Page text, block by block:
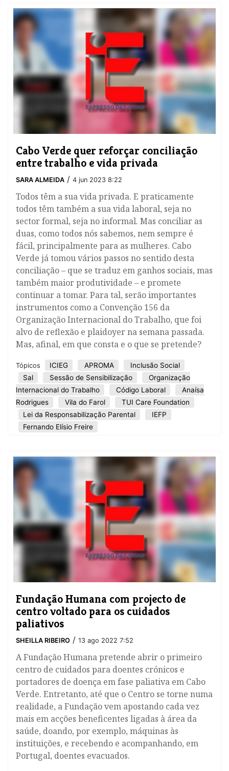
Cabo Verde quer reforçar conciliação
entre trabalho e vida privada
SARA ALMEIDA / 4 jun 2023 8:22
Todos têm a sua vida privada. E praticamente
todos têm também a sua vida laboral, seja no
sector formal, seja no informal. Mas conciliar as
duas, como todos nós sabemos, nem sempre é
fácil, principalmente para as mulheres. Cabo
Verde já tomou vários passos no sentido desta
conciliação – que se traduz em ganhos sociais, mas
também maior produtividade – e promete
continuar a tomar. Para tal, serão importantes
instrumentos como a Convenção 156 da
Organização Internacional do Trabalho, que foi
alvo de reflexão e plaidoyer na semana passada.
Mas, afinal, em que consta e o que se pretende?
Tópicos ICIEG APROMA
Inclusão Social
Sal
Sessão de Sensibilização
Organização
Internacional do Trabalho
Código Laboral
Anaísa
Rodrigues
Vila do Farol
TUI Care Foundation
Lei da Responsabilização Parental
IEFP
Fernando Elísio Freire
Fundação Humana com projecto de
centro voltado para os cuidados
paliativos
SHEILLA RIBEIRO / 13 ago 2022 7:52
A Fundação Humana pretende abrir o primeiro
centro de cuidados para doentes crónicos e
portadores de doença em fase paliativa em Cabo
Verde. Entretanto, até que o Centro se torne numa
realidade, a Fundação vem apostando cada vez
mais em acções beneficentes ligadas à área da
saúde, doando, por exemplo, máquinas às
instituições, e recebendo e acompanhando, em
Portugal, doentes evacuados.